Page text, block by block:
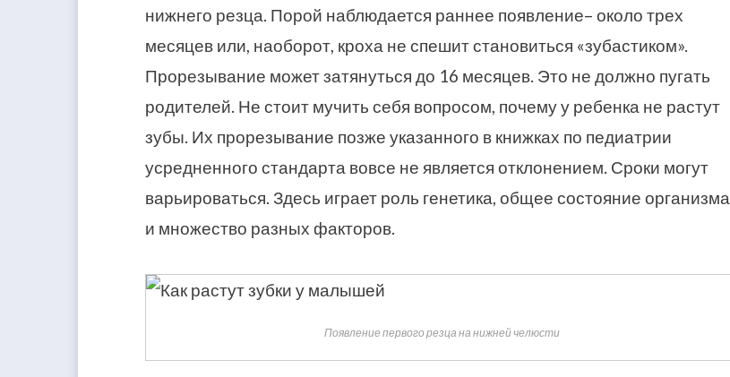
нижнего резца. Порой наблюдается раннее появление– около трех
месяцев или, наоборот, кроха не спешит становиться «зубастиком».
Прорезывание может затянуться до 16 месяцев. Это не должно пугать
родителей. Не стоит мучить себя вопросом, почему у ребенка не растут
зубы. Их прорезывание позже указанного в книжках по педиатрии
усредненного стандарта вовсе не является отклонением. Сроки могут
варьироваться. Здесь играет роль генетика, общее состояние организма
и множество разных факторов.
Появление первого резца на нижней челюсти